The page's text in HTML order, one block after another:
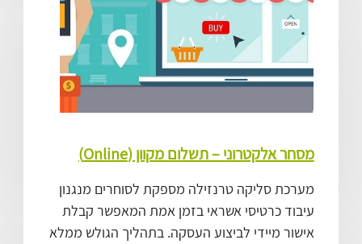
מסחר אלקטרוני – תשלום מקוון (Online)
מערכת סליקה טרנזילה מספקת לסוחרים מנגנון
עיבוד כרטיסי אשראי בזמן אמת המאפשר קבלת
אישור מיידי לביצוע העסקה. בתהליך הגולש ממלא